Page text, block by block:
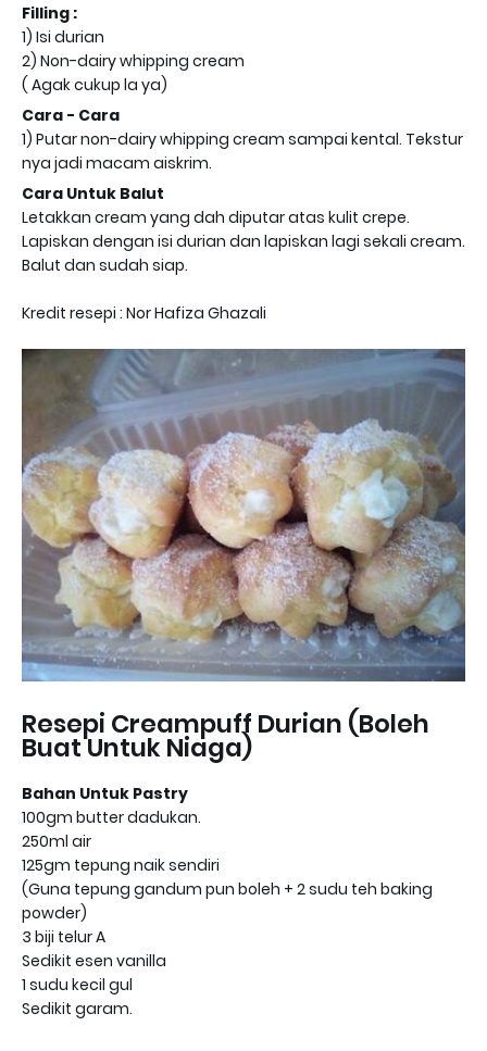
Filling :
1) Isi durian
2) Non-dairy whipping cream
( Agak cukup la ya)
Cara - Cara
1) Putar non-dairy whipping cream sampai kental. Tekstur
nya jadi macam aiskrim.
Cara Untuk Balut
Letakkan cream yang dah diputar atas kulit crepe.
Lapiskan dengan isi durian dan lapiskan lagi sekali cream.
Balut dan sudah siap.
Kredit resepi : Nor Hafiza Ghazali
Resepi Creampuff Durian (Boleh
Buat Untuk Niaga)
Bahan Untuk Pastry
100gm butter dadukan.
250ml air
125gm tepung naik sendiri
(Guna tepung gandum pun boleh + 2 sudu teh baking
powder)
3 biji telur A
Sedikit esen vanilla
1 sudu kecil gul
Sedikit garam.